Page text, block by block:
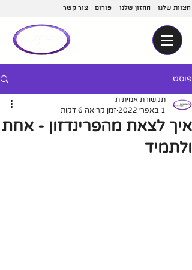
צור קשר פורום החזון שלנו הצוות שלנו
פוסט
איך לצאת מהפרינדזון - אחת
ולתמיד
תקשורת אמיתית
1 באפר׳ 2022
זמן קריאה 6 דקות